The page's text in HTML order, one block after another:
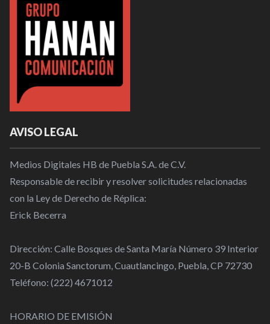
AVISO LEGAL
Medios Digitales HB de Puebla S.A. de C.V.
Responsable de recibir y resolver solicitudes relacionadas
con la Ley de Derecho de Réplica:
Erick Becerra
Dirección: Calle Bosques de Santa María Número 39 Interior
20-B Colonia Sanctorum, Cuautlancingo, Puebla, CP 72730
Teléfono: (222) 4671012
HORARIO DE EMISIÓN